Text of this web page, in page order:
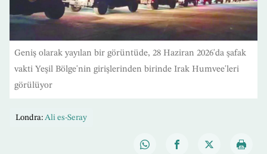
Geniş olarak yayılan bir görüntüde, 28 Haziran 2026'da şafak
vakti Yeşil Bölge'nin girişlerinden birinde Irak Humvee'leri
görülüyor
Londra: Ali es-Seray